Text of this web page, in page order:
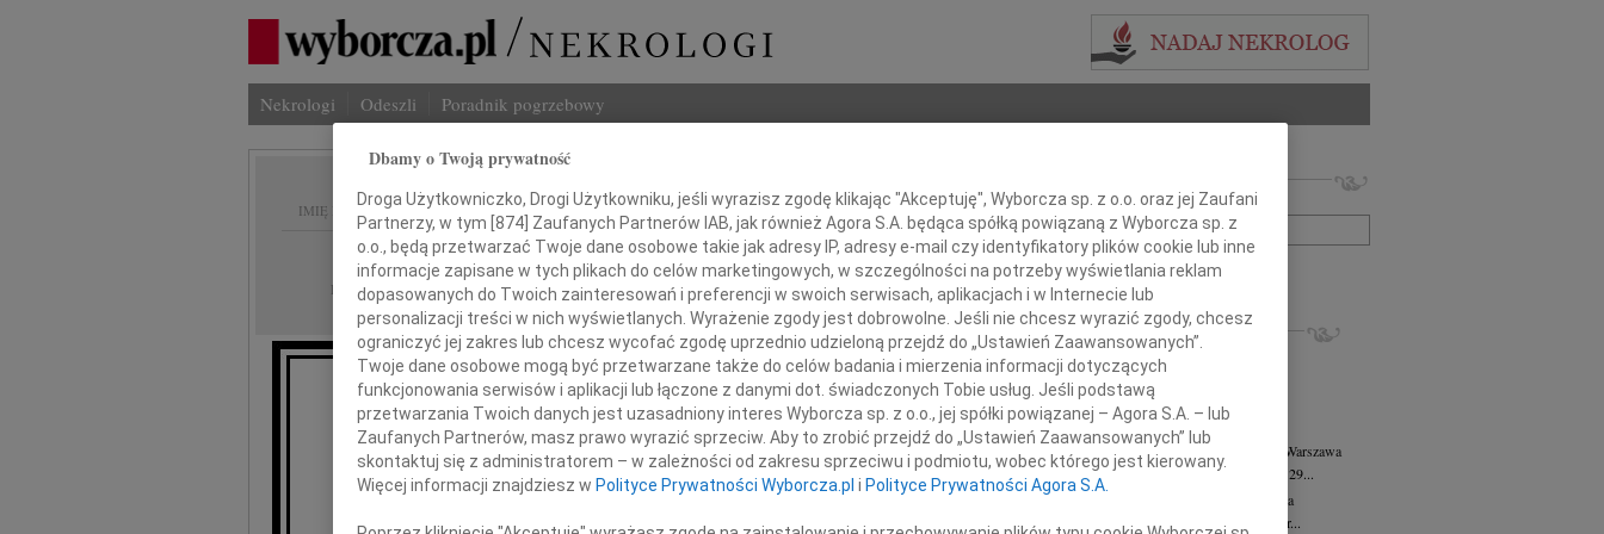
Nekrologi Odeszli Poradnik pogrzebowy
IMIĘ I NAZWISKO:
REGION: Warszawa
DATA EMISJI: 05.05.2026
Małgosi Dąbrowskiej-Bochenek
wyrazy głębokiego współczucia i słowa otuchy z powodu śmierci
Imię i nazwisko lub numer ogłoszenia:
+ szukanie zaawansowane
INNE NEKROLOGI
07.08.2026Warszawa
Dziekanie Wydziału dr hab. Julii Kubisie,...
07.08.2026Warszawa
Naszej kochanej i dzielnej Marylce Butruk...
Jacek Tadeusz Duniec
Warszawa
Z wielkim żalem przyjęliśmy wiadomość, że 29...
Małgorzata Kościelska
Warszawa
W dniu 3 sierpnia 2026 roku zmarła Profesor...
Dbamy o Twoją prywatność
Droga Użytkowniczko, Drogi Użytkowniku, jeśli wyrazisz zgodę klikając "Akceptuję", Wyborcza sp. z o.o. oraz jej Zaufani
Partnerzy, w tym [874] Zaufanych Partnerów IAB, jak również Agora S.A. będąca spółką powiązaną z Wyborcza sp. z
o.o., będą przetwarzać Twoje dane osobowe takie jak adresy IP, adresy e-mail czy identyfikatory plików cookie lub inne
informacje zapisane w tych plikach do celów marketingowych, w szczególności na potrzeby wyświetlania reklam
dopasowanych do Twoich zainteresowań i preferencji w swoich serwisach, aplikacjach i w Internecie lub
personalizacji treści w nich wyświetlanych. Wyrażenie zgody jest dobrowolne. Jeśli nie chcesz wyrazić zgody, chcesz
ograniczyć jej zakres lub chcesz wycofać zgodę uprzednio udzieloną przejdź do „Ustawień Zaawansowanych”.
Twoje dane osobowe mogą być przetwarzane także do celów badania i mierzenia informacji dotyczących
funkcjonowania serwisów i aplikacji lub łączone z danymi dot. świadczonych Tobie usług. Jeśli podstawą
przetwarzania Twoich danych jest uzasadniony interes Wyborcza sp. z o.o., jej spółki powiązanej – Agora S.A. – lub
Zaufanych Partnerów, masz prawo wyrazić sprzeciw. Aby to zrobić przejdź do „Ustawień Zaawansowanych” lub
skontaktuj się z administratorem – w zależności od zakresu sprzeciwu i podmiotu, wobec którego jest kierowany.
Więcej informacji znajdziesz w Polityce Prywatności Wyborcza.pl i Polityce Prywatności Agora S.A.